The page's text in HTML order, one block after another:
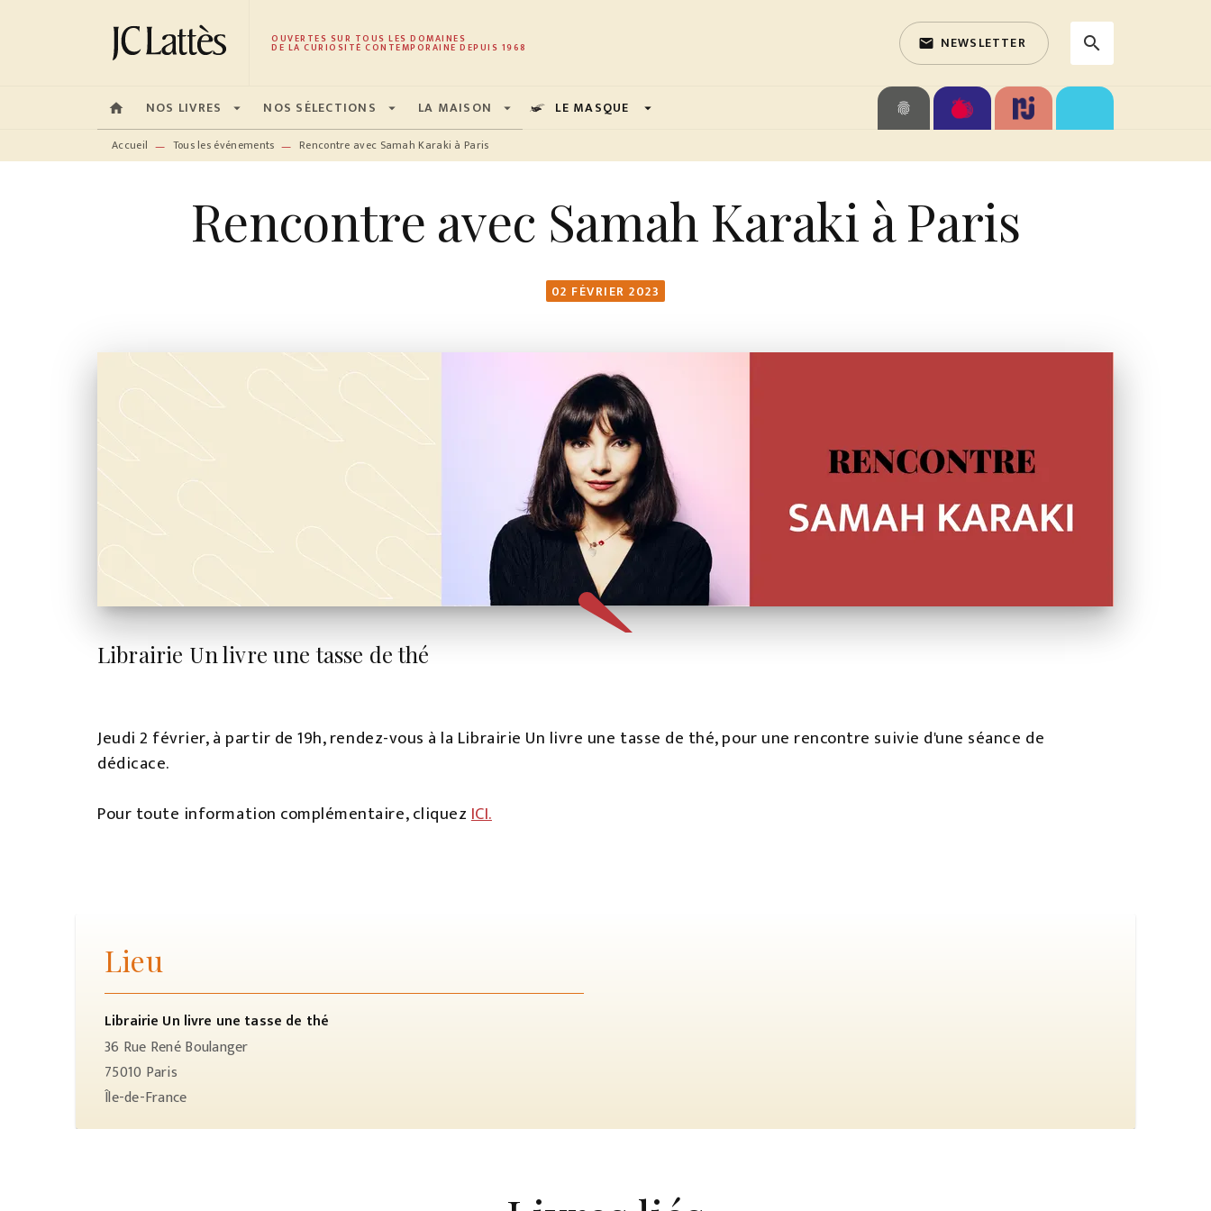
MENU RECHERCHE CONTENU PIED DE PAGE
OUVERTES SUR TOUS LES DOMAINES
DE LA CURIOSITÉ CONTEMPORAINE DEPUIS 1968 email NEWSLETTER search
home NOS LIVRES arrow_drop_down NOS SÉLECTIONS arrow_drop_down LA MAISON arrow_drop_down LE MASQUE arrow_drop_down fingerprint
search
Accueil — Tous les événements — Rencontre avec Samah Karaki à Paris
Rencontre avec Samah Karaki à Paris
02 FÉVRIER 2023
Librairie Un livre une tasse de thé
Jeudi 2 février, à partir de 19h, rendez-vous à la Librairie Un livre une tasse de thé, pour une rencontre suivie d'une séance de
dédicace.
Pour toute information complémentaire, cliquezICI.
Lieu
Librairie Un livre une tasse de thé
36 Rue René Boulanger
75010 Paris
Île-de-France